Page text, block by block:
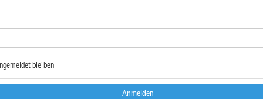
bleiben